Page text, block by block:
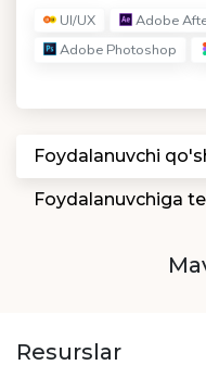
UI/UX Adobe
Adobe Photoshop
Foydalanuvchi
Foydalanuvchiga
Resurslar